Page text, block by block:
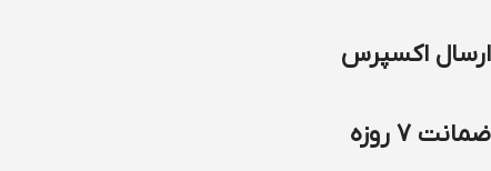
ارسال اکسپرس
ضمانت 7 روزه